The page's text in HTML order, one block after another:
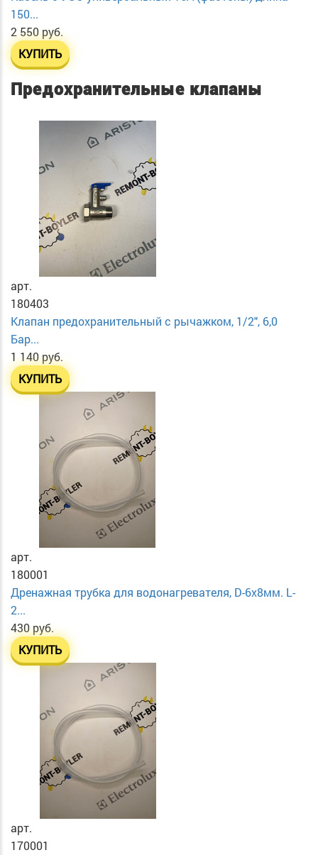
150...
2 550 руб.
КУПИТЬ
Предохранительные клапаны
арт.
180403
Клапан предохранительный с рычажком, 1/2", 6,0
Бар...
1 140 руб.
КУПИТЬ
арт.
180001
Дренажная трубка для водонагревателя, D-6х8мм. L-
2...
430 руб.
КУПИТЬ
арт.
170001